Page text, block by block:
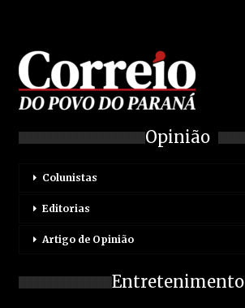
Opinião
Colunistas
Editorias
Artigo de Opinião
Entretenimento